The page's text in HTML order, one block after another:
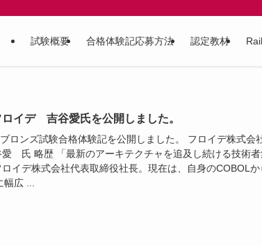
試験概要 合格体験記応募方法 認定教材
イデ 吉谷愛氏を公開しました。
ロンズ試験合格体験記を公開しました。 フロイデ株式会
氏 略歴 「最新のアーキテクチャを追及し続ける技術者
イデ株式会社代表取締役社長。現在は、自身のCOBOLか
広 ...